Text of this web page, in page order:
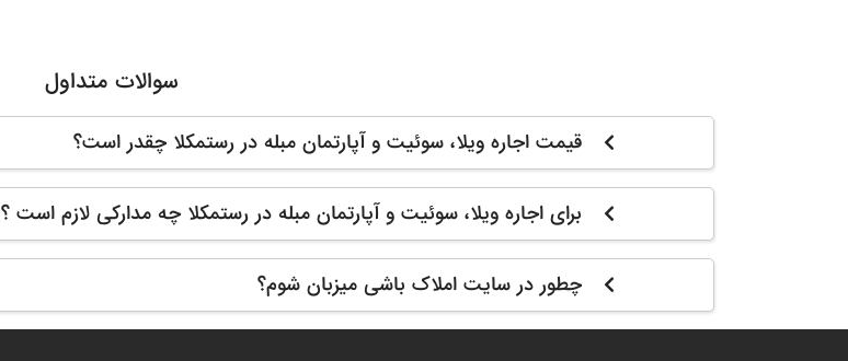
سوالات متداول
قیمت اجاره ویلا، سوئیت و آپارتمان مبله در رستمکلا چقدر است؟
برای اجاره ویلا، سوئیت و آپارتمان مبله در رستمکلا چه مدارکی لازم است ؟
چطور در سایت املاک باشی میزبان شوم؟